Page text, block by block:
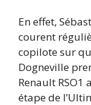
En effet,
courent
copilote sur
Dogneville
Renault
étape de